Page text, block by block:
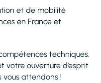
et de mobilité
en France et
techniques,
votre ouverture d’esprit
vous attendons !